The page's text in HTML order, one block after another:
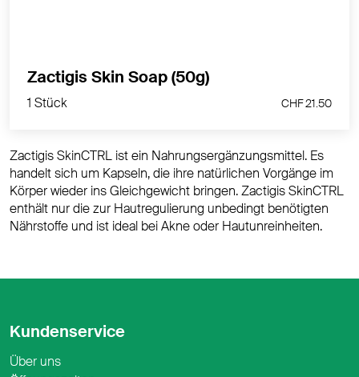
1 Stück
Zactigis Skin Soap (50g)
1 Stück CHF 21.50
Zactigis SkinCTRL ist ein Nahrungsergänzungsmittel. Es
handelt sich um Kapseln, die ihre natürlichen Vorgänge im
Körper wieder ins Gleichgewicht bringen. Zactigis SkinCTRL
enthält nur die zur Hautregulierung unbedingt benötigten
Nährstoffe und ist ideal bei Akne oder Hautunreinheiten.
Kundenservice
Über uns